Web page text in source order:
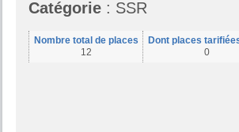
Catégorie : SSR
Nombre total de places
12
Dont places
0